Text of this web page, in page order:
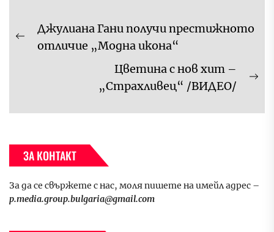
Навигация
Previous
Джулиана Гани получи престижното
отличие „Модна икона“
Цветина с нов хит –
„Страхливец“ /ВИДЕО/
ЗА КОНТАКТ
За да се свържете с нас, моля пишете на имейл адрес –
p.media.group.bulgaria@gmail.com